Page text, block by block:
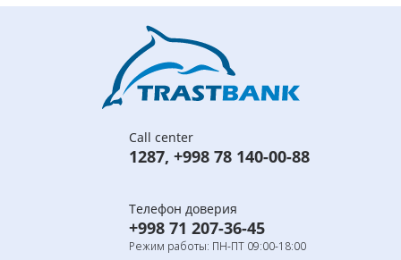
Call center
1287, +998 78 140-00-88
Телефон доверия
+998 71 207-36-45
Режим работы: ПН-ПТ 09:00-18:00